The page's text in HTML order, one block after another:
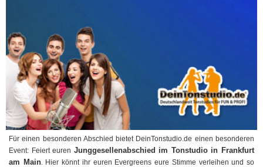
Für einen besonderen Abschied bietet DeinTonstudio.de einen besonderen
Event: Feiert euren Junggesellenabschied im Tonstudio in Frankfurt
am Main. Hier könnt ihr euren Evergreens eure Stimme verleihen und so